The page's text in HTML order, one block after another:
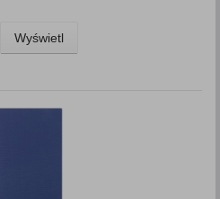
Wyświetl